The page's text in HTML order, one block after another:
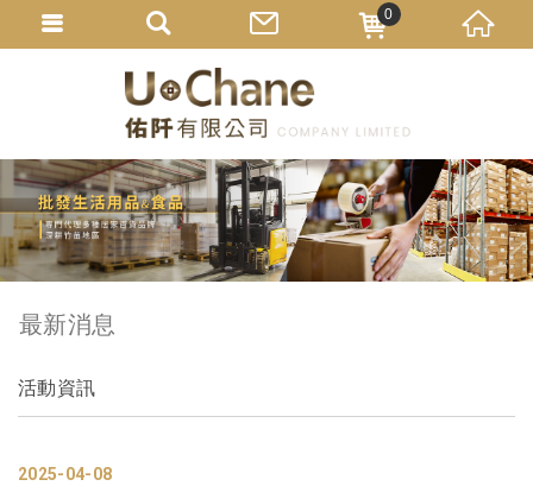
最新消息
活動資訊
08
04
2025
0